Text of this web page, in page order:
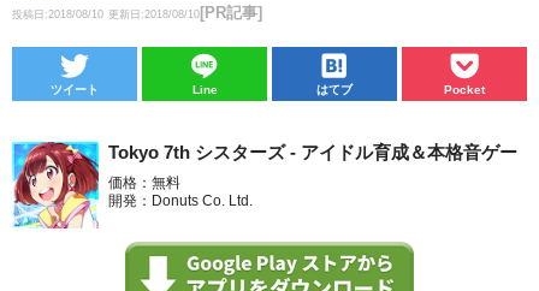
投稿日:2018/08/10 更新日:2018/08/10 [PR記事]
ツイート Line はてブ Pocket
Tokyo 7th シスターズ - アイドル育成＆本格音ゲー
価格：無料
開発：Donuts Co. Ltd.